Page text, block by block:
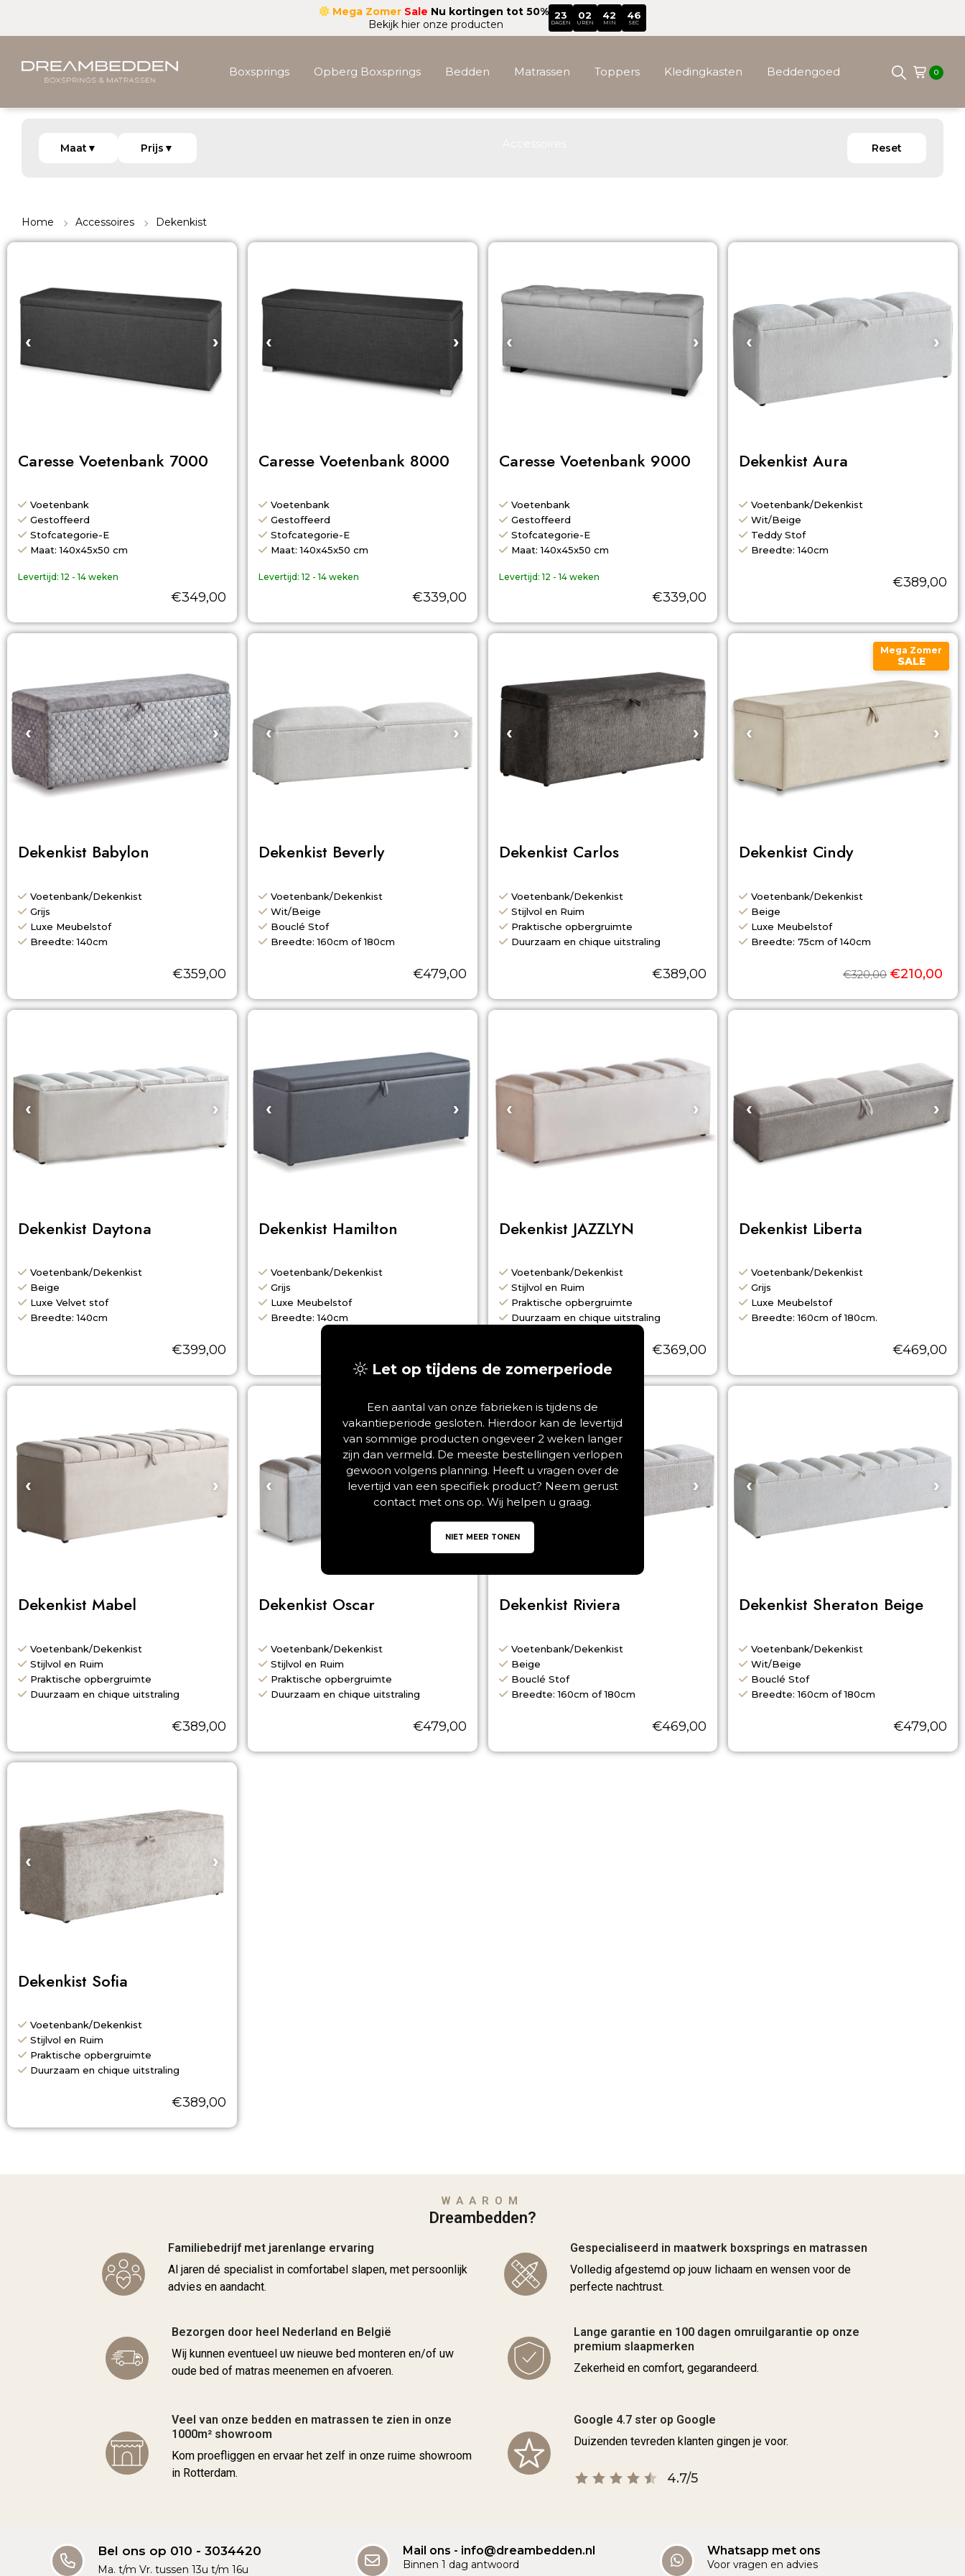
Mega Zomer Sale Nu kortingen tot 50%
Bekijk hier onze producten
23
DAGEN
02
UREN
42
MIN
44
SEC
Boxsprings Opberg Boxsprings Bedden Matrassen Toppers Kledingkasten Beddengoed 0
Maat▼ Prijs ▼ Reset
Home Accessoires Dekenkist
‹ ›
Caresse Voetenbank 7000
Voetenbank
Gestoffeerd
Stofcategorie-E
Maat: 140x45x50 cm
€349,00
Levertijd: 12 - 14 weken
‹ ›
Caresse Voetenbank 8000
Voetenbank
Gestoffeerd
Stofcategorie-E
Maat: 140x45x50 cm
€339,00
Levertijd: 12 - 14 weken
‹ ›
Caresse Voetenbank 9000
Voetenbank
Gestoffeerd
Stofcategorie-E
Maat: 140x45x50 cm
€339,00
Levertijd: 12 - 14 weken
‹ ›
Dekenkist Aura
Voetenbank/Dekenkist
Wit/Beige
Teddy Stof
Breedte: 140cm
€389,00
‹ ›
Dekenkist Babylon
Voetenbank/Dekenkist
Grijs
Luxe Meubelstof
Breedte: 140cm
€359,00
‹ ›
Dekenkist Beverly
Voetenbank/Dekenkist
Wit/Beige
Bouclé Stof
Breedte: 160cm of 180cm
€479,00
‹ ›
Dekenkist Carlos
Voetenbank/Dekenkist
Stijlvol en Ruim
Praktische opbergruimte
Duurzaam en chique uitstraling
€389,00
Mega Zomer
SALE
‹ ›
Dekenkist Cindy
Voetenbank/Dekenkist
Beige
Luxe Meubelstof
Breedte: 75cm of 140cm
€320,00 €210,00
‹ ›
Dekenkist Daytona
Voetenbank/Dekenkist
Beige
Luxe Velvet stof
Breedte: 140cm
€399,00
‹ ›
Dekenkist Hamilton
Voetenbank/Dekenkist
Grijs
Luxe Meubelstof
Breedte: 140cm
‹ ›
Dekenkist JAZZLYN
Voetenbank/Dekenkist
Stijlvol en Ruim
Praktische opbergruimte
Duurzaam en chique uitstraling
€369,00
‹ ›
Dekenkist Liberta
Voetenbank/Dekenkist
Grijs
Luxe Meubelstof
Breedte: 160cm of 180cm.
€469,00
‹ ›
Dekenkist Mabel
Voetenbank/Dekenkist
Stijlvol en Ruim
Praktische opbergruimte
Duurzaam en chique uitstraling
€389,00
‹ ›
Dekenkist Oscar
Voetenbank/Dekenkist
Stijlvol en Ruim
Praktische opbergruimte
Duurzaam en chique uitstraling
€479,00
‹ ›
Dekenkist Riviera
Voetenbank/Dekenkist
Beige
Bouclé Stof
Breedte: 160cm of 180cm
€469,00
‹ ›
Dekenkist Sheraton Beige
Voetenbank/Dekenkist
Wit/Beige
Bouclé Stof
Breedte: 160cm of 180cm
€479,00
‹ ›
Dekenkist Sofia
Voetenbank/Dekenkist
Stijlvol en Ruim
Praktische opbergruimte
Duurzaam en chique uitstraling
€389,00
WAAROM
Dreambedden?
Familiebedrijf met jarenlange ervaring
Al jaren dé specialist in comfortabel slapen, met persoonlijk
advies en aandacht.
Gespecialiseerd in maatwerk boxsprings en matrassen
Volledig afgestemd op jouw lichaam en wensen voor de
perfecte nachtrust.
Bezorgen door heel Nederland en België
Wij kunnen eventueel uw nieuwe bed monteren en/of uw
oude bed of matras meenemen en afvoeren.
Lange garantie en 100 dagen omruilgarantie op onze
premium slaapmerken
Zekerheid en comfort, gegarandeerd.
Veel van onze bedden en matrassen te zien in onze
1000m² showroom
Kom proefliggen en ervaar het zelf in onze ruime showroom
in Rotterdam.
Google 4.7 ster op Google
Duizenden tevreden klanten gingen je voor.
4.7/5
Bel ons op 010 - 3034420
Ma. t/m Vr. tussen 13u t/m 16u
Mail ons - info@dreambedden.nl
Binnen 1 dag antwoord
Whatsapp met ons
Voor vragen en advies
Let op tijdens de zomerperiode
Een aantal van onze fabrieken is tijdens de
vakantieperiode gesloten. Hierdoor kan de levertijd
van sommige producten ongeveer 2 weken langer
zijn dan vermeld. De meeste bestellingen verlopen
gewoon volgens planning. Heeft u vragen over de
levertijd van een specifiek product? Neem gerust
contact met ons op. Wij helpen u graag.
NIET MEER TONEN